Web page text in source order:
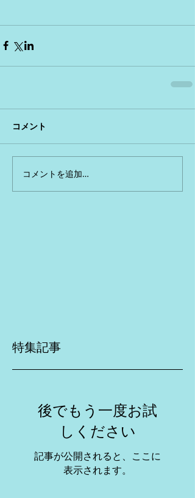
コメント
コメントを追加…
特集記事
後でもう一度お試
しください
記事が公開されると、ここに
表示されます。